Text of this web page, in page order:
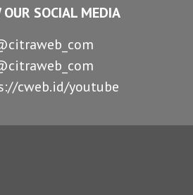
OUR SOCIAL MEDIA
cweb.id/youtube